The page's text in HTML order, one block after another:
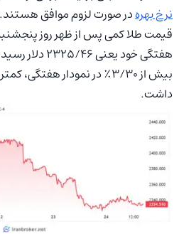
نرخ بهرهدر صورت لزوم موافق هستند.
قیمت طلا کمی پس از ظهر روز
هفتگی خود
داشت.